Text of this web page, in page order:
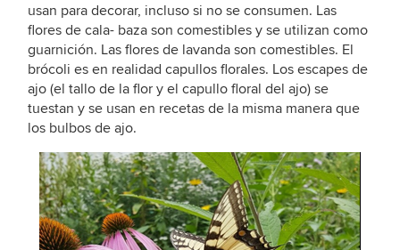
usan para decorar, incluso si no se consumen. Las
flores de cala- baza son comestibles y se utilizan como
guarnición. Las flores de lavanda son comestibles. El
brócoli es en realidad capullos florales. Los escapes de
ajo (el tallo de la flor y el capullo floral del ajo) se
tuestan y se usan en recetas de la misma manera que
los bulbos de ajo.